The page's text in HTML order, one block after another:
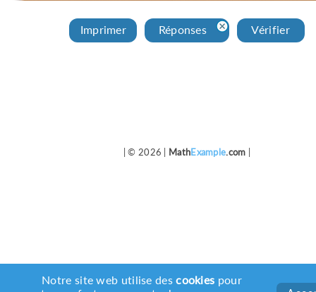
Imprimer Réponses Vérifier
| © 2026 | MathExample.com
Notre site web utilise descookies pour